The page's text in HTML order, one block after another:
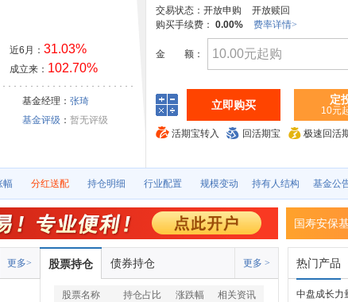
近6月： 31.03%
成立来： 102.70%
基金经理： 张琦
基金评级 ： 暂无评级
交易状态： 开放申购
开放赎回
购买手续费： 0.00% 费率详情>
金 额：
立即购买 定
10元
活期宝转入 回活期宝 极速回活
幅 分红送配 持仓明细 行业配置 规模变动 持有人结构 基金公
国寿安保
更多> 股票持仓 债券持仓 更多 >
股票名称 持仓占比 涨跌幅
相关资讯
热门产品
中盘成长力